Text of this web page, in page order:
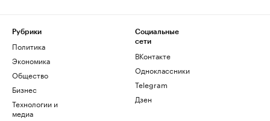
Рубрики
Политика
Экономика
Общество
Бизнес
Технологии и
медиа
Социальные
сети
ВКонтакте
Одноклассники
Telegram
Дзен